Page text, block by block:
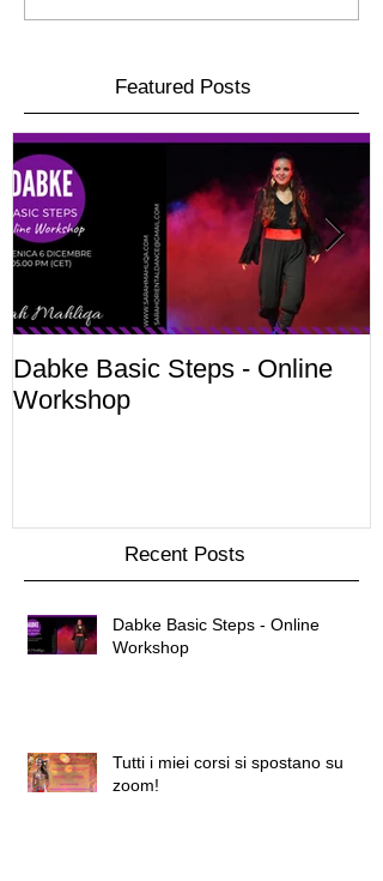
Featured Posts
Dabke Basic Steps - Online
Workshop
Recent Posts
Dabke Basic Steps - Online
Workshop
Tutti i miei corsi si spostano su
zoom!